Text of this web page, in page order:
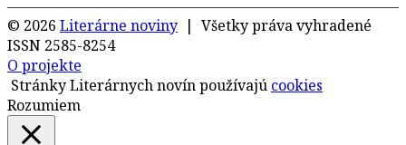
© 2026 Literárne noviny | Všetky práva vyhradené
ISSN 2585-8254
O projekte
Stránky Literárnych novín používajú cookies
Rozumiem